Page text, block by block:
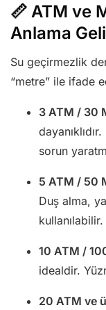
📏 ATM ve
Anlama
Su geçirmezlik
“metre” ile ifade
3 ATM / 30
sorun
5 ATM / 50
Duş alma,
kullanılabilir.
10 ATM /
idealdir.
20 ATM ve